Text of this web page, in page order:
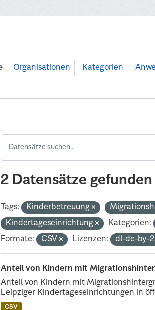
Organisationen Kategorien
2 Datensätze gefunden
Tags: Kinderbetreuung
Kindertageseinrichtung
Kategorien:
Formate:
CSV Lizenzen: dl-de-by-
Anteil von Kindern mit
Anteil von Kindern mit
Leipziger Kindertageseinrichtungen in
CSV